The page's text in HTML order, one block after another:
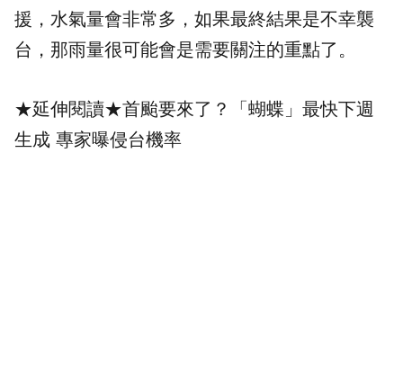
援，水氣量會非常多，如果最終結果是不幸襲
台，那雨量很可能會是需要關注的重點了。
★延伸閱讀★首颱要來了？「蝴蝶」最快下週
生成 專家曝侵台機率